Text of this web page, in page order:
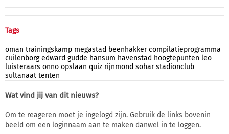
Tags
oman trainingskamp megastad beenhakker compilatieprogramma
cuilenborg edward gudde hansum havenstad hoogtepunten leo
luisteraars onno opslaan quiz rijnmond sohar stadionclub
sultanaat tenten
Wat vind jij van dit nieuws?
Om te reageren moet je ingelogd zijn. Gebruik de links bovenin
beeld om een loginnaam aan te maken danwel in te loggen.